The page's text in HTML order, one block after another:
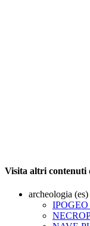
Visita altri contenuti
archeologia (es)